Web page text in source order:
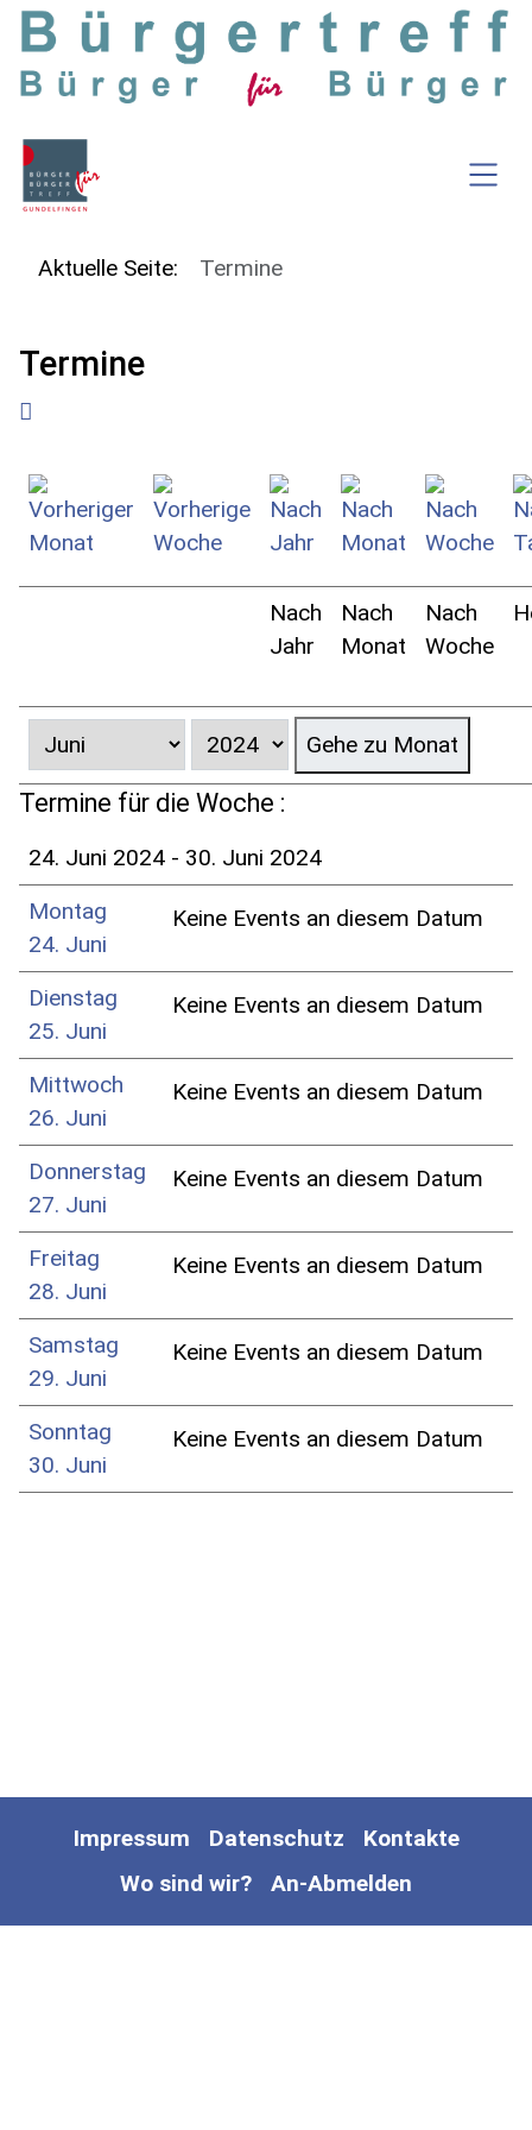
SKIP TO MAIN CONTENT
Aktuelle Seite: Termine
Termine
Nach
Jahr
Nach
Monat
Nach
Woche
Gehe zu Monat
Termine für die Woche :
24. Juni 2024 - 30. Juni 2024
Montag
24. Juni
Keine Events an diesem Datum
Dienstag
25. Juni
Keine Events an diesem Datum
Mittwoch
26. Juni
Keine Events an diesem Datum
Donnerstag
27. Juni
Keine Events an diesem Datum
Freitag
28. Juni
Keine Events an diesem Datum
Samstag
29. Juni
Keine Events an diesem Datum
Sonntag
30. Juni
Keine Events an diesem Datum
Impressum Datenschutz
Kontakte
Wo sind wir?
An-Abmelden